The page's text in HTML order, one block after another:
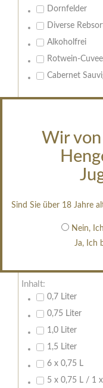
Wir
Sind Sie über 18 Jahre
Nein,
Ja, Ich
Dornfelder
Diverse
Alkoholfrei
Rotwein-Cuvee
Cabernet
feinherb
halbtrocken
Brut
Inhalt:
0,7 Liter
0,75 Liter
1,0 Liter
1,5 Liter
6 x 0,75 L
5 x 0,75 L / 1